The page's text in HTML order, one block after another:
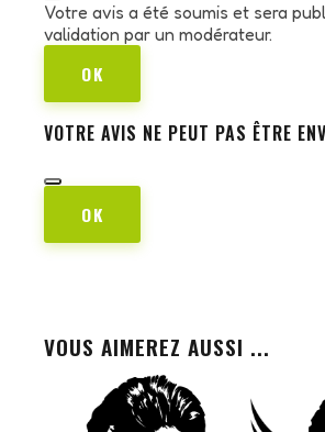
Votre avis a été soumis et sera
validation par un modérateur.
OK
VOTRE AVIS NE PEUT PAS ÊTRE
OK
VOUS AIMEREZ AUSSI ...